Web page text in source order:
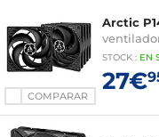
COMPARAR
Arctic
STOCK : EN
27€